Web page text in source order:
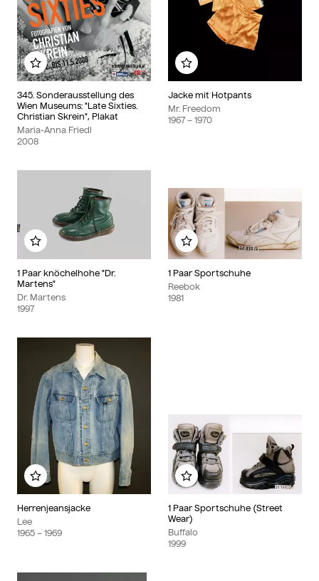
345. Sonderausstellung des
Wien Museums: "Late Sixties.
Christian Skrein", Plakat
Maria-Anna Friedl
2008
Zu meinem Album hinzufügen
Jacke mit Hotpants
Mr. Freedom
1967– 1970
Zu meinem Album
1 Paar knöchelhohe "Dr.
Martens"
Dr. Martens
1997
Zu meinem Album hinzufügen
1 Paar Sportschuhe
Reebok
1981
Zu meinem Album
Herrenjeansjacke
Lee
1965 – 1969
Zu meinem Album hinzufügen
1 Paar Sportschuhe (Street
Wear)
Buffalo
1999
Zu meinem Album